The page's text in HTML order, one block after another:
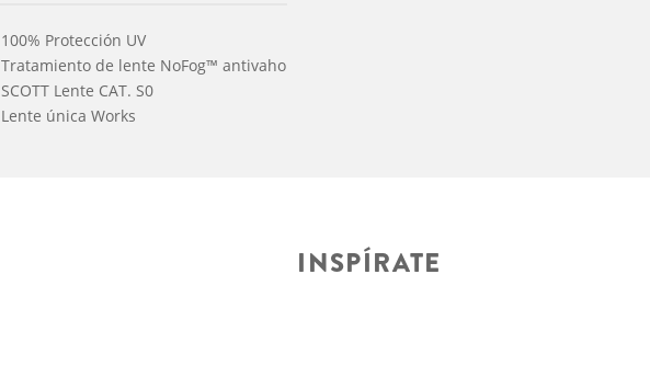
100% Protección UV
Tratamiento de lente NoFog™ antivaho
SCOTT Lente CAT. S0
Lente única Works
INSPÍRATE